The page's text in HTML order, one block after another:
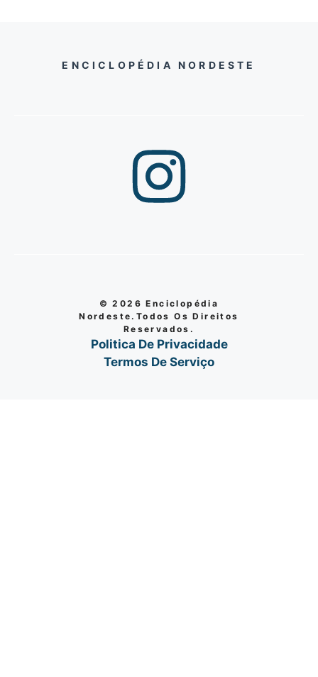
ENCICLOPÉDIA NORDESTE
© 2026 Enciclopédia
Nordeste.Todos Os Direitos
Reservados.
Politica De Privacidade
Termos De Serviço